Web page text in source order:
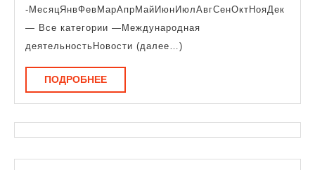
-МесяцЯнвФевМарАпрМайИюнИюлАвгСенОктНояДек
— Все категории —Международная
деятельностьНовости (далее…)
ПОДРОБНЕЕПОДРОБНЕЕ